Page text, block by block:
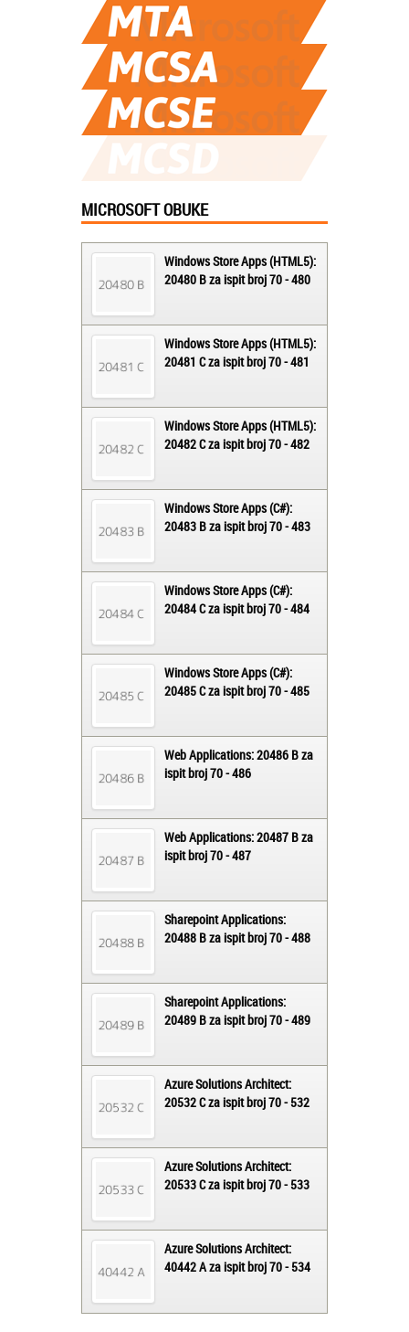
MICROSOFT OBUKE
Windows Store Apps (HTML5):
20480 B za ispit broj 70 - 480
Windows Store Apps (HTML5):
20481 C za ispit broj 70 - 481
Windows Store Apps (HTML5):
20482 C za ispit broj 70 - 482
Windows Store Apps (C#):
20483 B za ispit broj 70 - 483
Windows Store Apps (C#):
20484 C za ispit broj 70 - 484
Windows Store Apps (C#):
20485 C za ispit broj 70 - 485
Web Applications: 20486 B za
ispit broj 70 - 486
Web Applications: 20487 B za
ispit broj 70 - 487
Sharepoint Applications:
20488 B za ispit broj 70 - 488
Sharepoint Applications:
20489 B za ispit broj 70 - 489
Azure Solutions Architect:
20532 C za ispit broj 70 - 532
Azure Solutions Architect:
20533 C za ispit broj 70 - 533
Azure Solutions Architect:
40442 A za ispit broj 70 - 534